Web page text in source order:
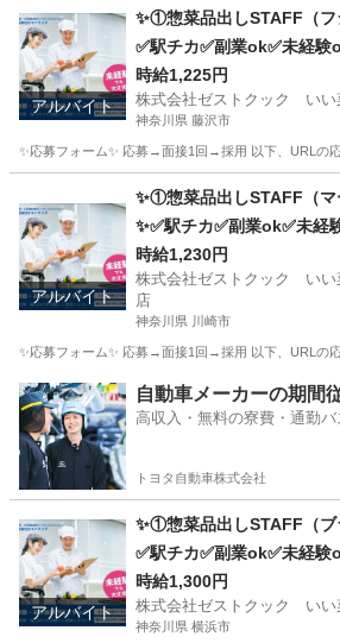
キッチン
アルバイト
✨①惣菜品出しSTAFF（フ
✅駅チカ✅副業ok✅未経験
✅扶養内ok
時給1,225円
株式会社ゼストクック い
神奈川県 藤沢市
✨応募フォーム✨ 応募→面接1回→採用 以下、URLの
キッチン
アルバイト
✨①惣菜品出しSTAFF（マ
✨✅駅チカ✅副業ok✅未経
ok✅扶養内ok
時給1,230円
株式会社ゼストクック い
店
神奈川県 川崎市
✨応募フォーム✨ 応募→面接1回→採用 以下、URLの
神奈川 川崎市 キッチン スタッフ
自動車メーカーの期間
高収入・無料の寮費・通勤
トヨタ自動車株式会社
アルバイト
✨①惣菜品出しSTAFF（ブ
✅駅チカ✅副業ok✅未経験
✅扶養内ok
時給1,300円
株式会社ゼストクック い
神奈川県 横浜市